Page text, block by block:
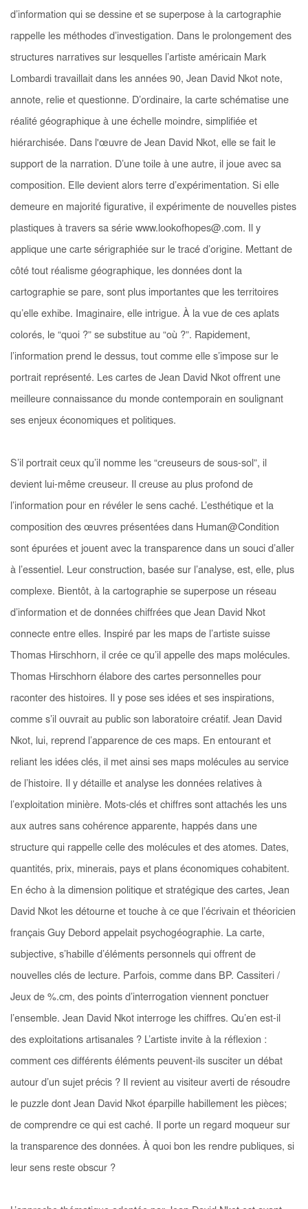
d’information qui se dessine et se superpose à la cartographie
rappelle les méthodes d’investigation. Dans le prolongement des
structures narratives sur lesquelles l’artiste américain Mark
Lombardi travaillait dans les années 90, Jean David Nkot note,
annote, relie et questionne. D’ordinaire, la carte schématise une
réalité géographique à une échelle moindre, simplifiée et
hiérarchisée. Dans l'œuvre de Jean David Nkot, elle se fait le
support de la narration. D’une toile à une autre, il joue avec sa
composition. Elle devient alors terre d’expérimentation. Si elle
demeure en majorité figurative, il expérimente de nouvelles pistes
plastiques à travers sa série www.lookofhopes@.com. Il y
applique une carte sérigraphiée sur le tracé d’origine. Mettant de
côté tout réalisme géographique, les données dont la
cartographie se pare, sont plus importantes que les territoires
qu’elle exhibe. Imaginaire, elle intrigue. À la vue de ces aplats
colorés, le “quoi ?” se substitue au “où ?”. Rapidement,
l’information prend le dessus, tout comme elle s’impose sur le
portrait représenté. Les cartes de Jean David Nkot offrent une
meilleure connaissance du monde contemporain en soulignant
ses enjeux économiques et politiques.
S’il portrait ceux qu’il nomme les “creuseurs de sous-sol”, il
devient lui-même creuseur. Il creuse au plus profond de
l’information pour en révéler le sens caché. L’esthétique et la
composition des œuvres présentées dans Human@Condition
sont épurées et jouent avec la transparence dans un souci d’aller
à l’essentiel. Leur construction, basée sur l’analyse, est, elle, plus
complexe. Bientôt, à la cartographie se superpose un réseau
d’information et de données chiffrées que Jean David Nkot
connecte entre elles. Inspiré par les maps de l’artiste suisse
Thomas Hirschhorn, il crée ce qu’il appelle des maps molécules.
Thomas Hirschhorn élabore des cartes personnelles pour
raconter des histoires. Il y pose ses idées et ses inspirations,
comme s’il ouvrait au public son laboratoire créatif. Jean David
Nkot, lui, reprend l’apparence de ces maps. En entourant et
reliant les idées clés, il met ainsi ses maps molécules au service
de l’histoire. Il y détaille et analyse les données relatives à
l’exploitation minière. Mots-clés et chiffres sont attachés les uns
aux autres sans cohérence apparente, happés dans une
structure qui rappelle celle des molécules et des atomes. Dates,
quantités, prix, minerais, pays et plans économiques cohabitent.
En écho à la dimension politique et stratégique des cartes, Jean
David Nkot les détourne et touche à ce que l’écrivain et théoricien
français Guy Debord appelait psychogéographie. La carte,
subjective, s’habille d’éléments personnels qui offrent de
nouvelles clés de lecture. Parfois, comme dans BP. Cassiteri /
Jeux de %.cm, des points d’interrogation viennent ponctuer
l’ensemble. Jean David Nkot interroge les chiffres. Qu’en est-il
des exploitations artisanales ? L’artiste invite à la réflexion :
comment ces différents éléments peuvent-ils susciter un débat
autour d’un sujet précis ? Il revient au visiteur averti de résoudre
le puzzle dont Jean David Nkot éparpille habillement les pièces;
de comprendre ce qui est caché. Il porte un regard moqueur sur
la transparence des données. À quoi bon les rendre publiques, si
leur sens reste obscur ?